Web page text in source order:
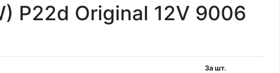
P22d Original 12V 9006
За шт.